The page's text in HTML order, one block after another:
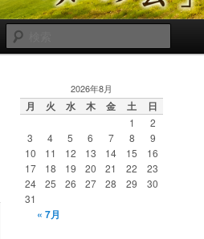
索
2026年8月
月 火 水 木 金 土 日
1
2
3
4 5 6 7 8
9
10
11 12 13 14 15
16
17
18 19 20 21 22
23
24
25 26 27 28 29
30
31
« 7月